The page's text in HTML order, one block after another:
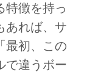
特徴を持っ
あれば、サ
最初、この
で違うボー